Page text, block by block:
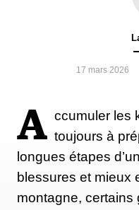
17 mars 2026
A ccumuler les
toujours à
longues étapes
blessures et mieux
montagne, certains